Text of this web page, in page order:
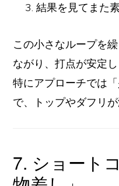
結果を見てまた
この小さなループを
ながり、打点が安定し
特にアプローチでは
で、トップやダフリが
7. ショート